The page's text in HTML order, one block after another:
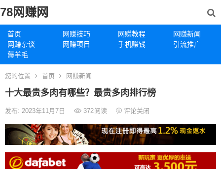
78网赚网
首页 网赚技巧 网赚教程
网赚新闻
网赚杂谈
网赚项目 手机赚钱
引流推广
薅羊毛
您的位置 首页 网赚新闻
十大最贵多肉有哪些？最贵多肉排行榜
发布: 2023年11月7日 372阅读 评论关闭